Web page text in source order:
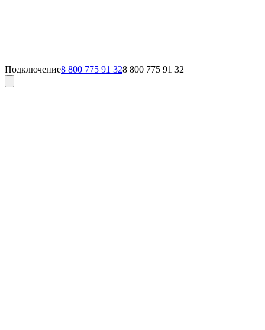
Подключение8 800 775 91 328 800 775 91 32